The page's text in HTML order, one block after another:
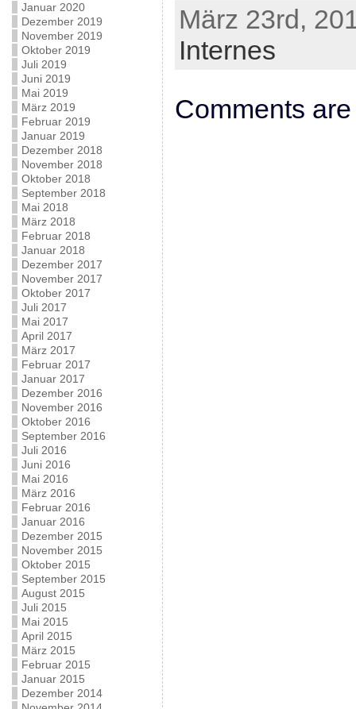
Januar 2020
Dezember 2019
November 2019
Oktober 2019
Juli 2019
Juni 2019
Mai 2019
März 2019
Februar 2019
Januar 2019
Dezember 2018
November 2018
Oktober 2018
September 2018
Mai 2018
März 2018
Februar 2018
Januar 2018
Dezember 2017
November 2017
Oktober 2017
Juli 2017
Mai 2017
April 2017
März 2017
Februar 2017
Januar 2017
Dezember 2016
November 2016
Oktober 2016
September 2016
Juli 2016
Juni 2016
Mai 2016
März 2016
Februar 2016
Januar 2016
Dezember 2015
November 2015
Oktober 2015
September 2015
August 2015
Juli 2015
Mai 2015
April 2015
März 2015
Februar 2015
Januar 2015
Dezember 2014
März 23rd,
Internes
Comments